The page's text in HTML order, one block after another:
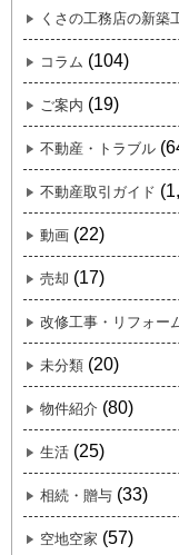
くさの工務店の新築
コラム (104)
ご案内 (19)
不動産・トラブル
不動産取引ガイド
動画 (22)
売却 (17)
改修工事・リフォー
未分類 (20)
物件紹介 (80)
生活 (25)
相続・贈与 (33)
空地空家 (57)